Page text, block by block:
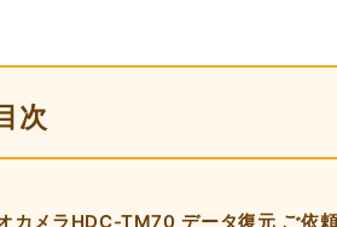
次
カメラHDC-TM70 データ復元 ご依